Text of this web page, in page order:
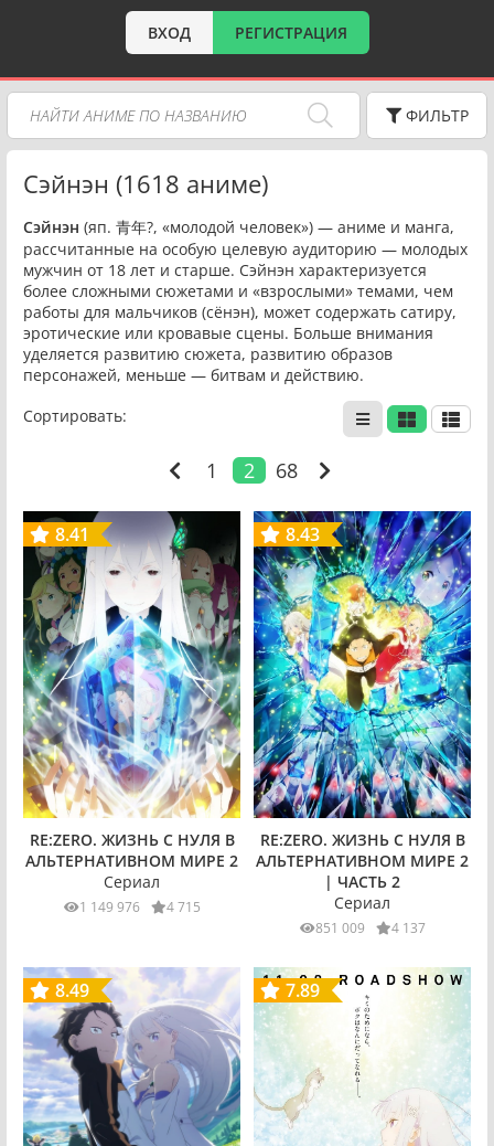
ВХОД РЕГИСТРАЦИЯ
ФИЛЬТР
Сэйнэн (1618 аниме)
Сэйнэн (яп. 青年?, «молодой человек») — аниме и манга,
рассчитанные на особую целевую аудиторию — молодых
мужчин от 18 лет и старше. Сэйнэн характеризуется
более сложными сюжетами и «взрослыми» темами, чем
работы для мальчиков (сёнэн), может содержать сатиру,
эротические или кровавые сцены. Больше внимания
уделяется развитию сюжета, развитию образов
персонажей, меньше — битвам и действию.
Сортировать:
1 2 68
8.41
RE:ZERO. ЖИЗНЬ С НУЛЯ В
АЛЬТЕРНАТИВНОМ МИРЕ 2
Сериал
1 149 976 4 715
8.43
RE:ZERO. ЖИЗНЬ С НУЛЯ В
АЛЬТЕРНАТИВНОМ МИРЕ 2
| ЧАСТЬ 2
Сериал
851 009 4 137
8.49 7.89